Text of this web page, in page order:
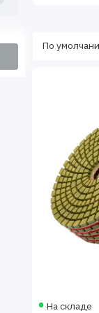
На складе